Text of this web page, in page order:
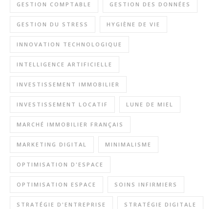
GESTION COMPTABLE GESTION DES DONNÉES
GESTION DU STRESS HYGIÈNE DE VIE
INNOVATION TECHNOLOGIQUE
INTELLIGENCE ARTIFICIELLE
INVESTISSEMENT IMMOBILIER
INVESTISSEMENT LOCATIF LUNE DE MIEL
MARCHÉ IMMOBILIER FRANÇAIS
MARKETING DIGITAL MINIMALISME
OPTIMISATION D'ESPACE
OPTIMISATION ESPACE SOINS INFIRMIERS
STRATÉGIE D'ENTREPRISE STRATÉGIE DIGITALE